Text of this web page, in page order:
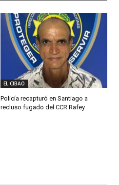
EL CIBAO
Policía recapturó en Santiago a
recluso fugado del CCR Rafey